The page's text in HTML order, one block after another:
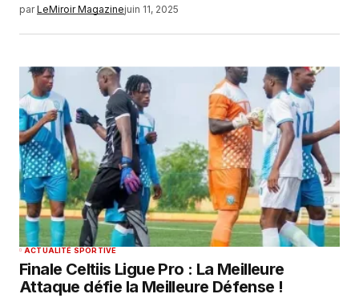
par LeMiroir Magazinejuin 11, 2025
ACTUALITÉ SPORTIVE
Finale Celtiis Ligue Pro : La Meilleure
Attaque défie la Meilleure Défense !